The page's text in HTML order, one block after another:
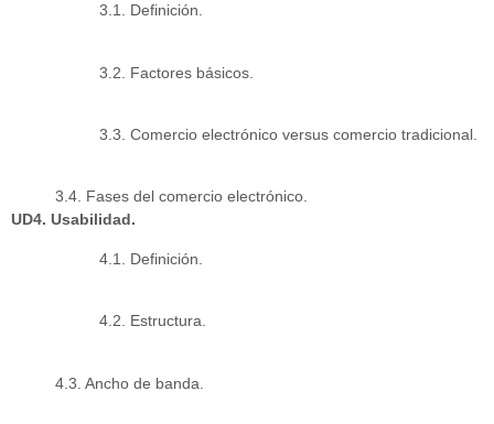
3.1. Definición.
3.2. Factores básicos.
3.3. Comercio electrónico versus comercio tradicional.
3.4. Fases del comercio electrónico.
UD4. Usabilidad.
4.1. Definición.
4.2. Estructura.
4.3. Ancho de banda.